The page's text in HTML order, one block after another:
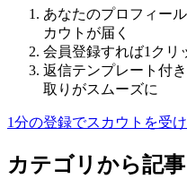
あなたのプロフィー
カウトが届く
会員登録すれば1クリ
返信テンプレート付
取りがスムーズに
1分の登録でスカウトを受
カテゴリから記